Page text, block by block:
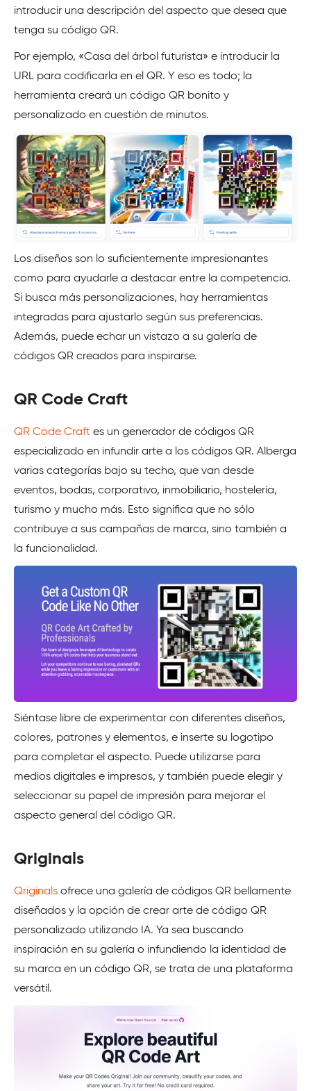
introducir una descripción del aspecto que desea que
tenga su código QR.
Por ejemplo, «Casa del árbol futurista» e introducir la
URL para codificarla en el QR. Y eso es todo; la
herramienta creará un código QR bonito y
personalizado en cuestión de minutos.
Los diseños son lo suficientemente impresionantes
como para ayudarle a destacar entre la competencia.
Si busca más personalizaciones, hay herramientas
integradas para ajustarlo según sus preferencias.
Además, puede echar un vistazo a su galería de
códigos QR creados para inspirarse.
QR Code Craft
QR Code Craft es un generador de códigos QR
especializado en infundir arte a los códigos QR. Alberga
varias categorías bajo su techo, que van desde
eventos, bodas, corporativo, inmobiliario, hostelería,
turismo y mucho más. Esto significa que no sólo
contribuye a sus campañas de marca, sino también a
la funcionalidad.
Siéntase libre de experimentar con diferentes diseños,
colores, patrones y elementos, e inserte su logotipo
para completar el aspecto. Puede utilizarse para
medios digitales e impresos, y también puede elegir y
seleccionar su papel de impresión para mejorar el
aspecto general del código QR.
Qriginals
Qriginals ofrece una galería de códigos QR bellamente
diseñados y la opción de crear arte de código QR
personalizado utilizando IA. Ya sea buscando
inspiración en su galería o infundiendo la identidad de
su marca en un código QR, se trata de una plataforma
versátil.